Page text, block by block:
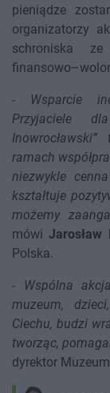
pieniądze
organizatorzy
schroniska
- Wsparcie
Przyjaciele
ramach
niezwykle
kształtuje
możemy
mówiJarosław
Polska.
- Wspólna
muzeum,
Ciechu, budzi
tworząc,
dyrektor